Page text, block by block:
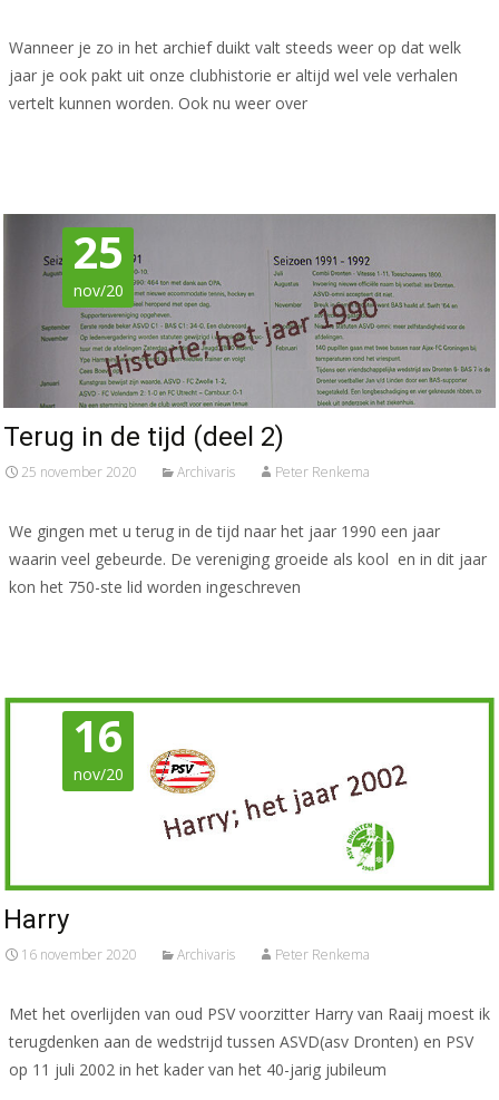
Wanneer je zo in het archief duikt valt steeds weer op dat welk
jaar je ook pakt uit onze clubhistorie er altijd wel vele verhalen
vertelt kunnen worden. Ook nu weer over
25
nov/20
Terug in de tijd (deel 2)
25 november 2020 Archivaris Peter Renkema
We gingen met u terug in de tijd naar het jaar 1990 een jaar
waarin veel gebeurde. De vereniging groeide als kool en in dit jaar
kon het 750-ste lid worden ingeschreven
16
nov/20
Harry
16 november 2020 Archivaris Peter Renkema
Met het overlijden van oud PSV voorzitter Harry van Raaij moest ik
terugdenken aan de wedstrijd tussen ASVD(asv Dronten) en PSV
op 11 juli 2002 in het kader van het 40-jarig jubileum